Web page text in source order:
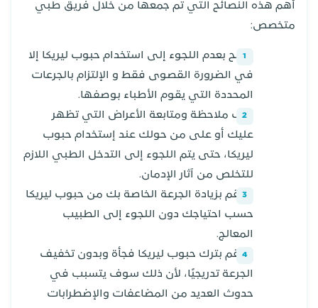
أهم هذه النصائح التي تم جمعها من خلال فريق طبي
متخصص:
ننصح بعدم اللجوء إلى استخدام حبوب ليريكا إلا
في الضرورة القصوى فقط و الإلتزام بالجرعات
المحددة التي يقوم الأطباء بوصفها.
يجب ملاحظة ومتابعة الأعراض التي تظهر
عليك أو على من حولك عند إستخدام حبوب
ليريكا، حتى يتم اللجوء إلى التدخل الطبي اللازم
للتخلص من آثار الإدمان.
لا تقم بزيادة الجرعة الخاصة بك من حبوب ليريكا
حسب احتياجك دون اللجوء إلى الطبيب
المعالج.
لا تقم بترك حبوب ليريكا فجأة وبدون تخفيف
الجرعة تدريجيًا، لأن ذلك سوف يتسبب في
حدوث العديد من المضاعفات والإضطرابات